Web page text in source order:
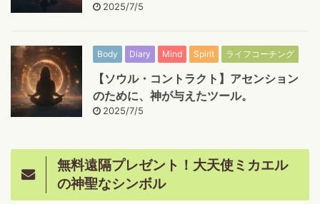
2025/7/5
Body Diary Mind Spirit ライフコーチング
【ソウル・コントラクト】アセンション
のために、神が与えたツール。
2025/7/5
無料遠隔プレゼント！大天使ミカエル
の神聖なシンボル